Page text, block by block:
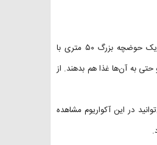
آکواریوم پارک شهر تهران اولین آکواریوم بزرگ و عمومی کشور به حساب می‌آید. امکانات این آکواریوم شامل یک حوضچه بزرگ ۵۰ متری با
و حتی به آن‌ها غذا هم بدهند. از
در این آکواریوم مشاهده